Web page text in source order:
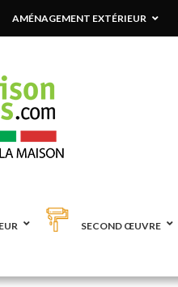
AMÉNAGEMENT EXTÉRIEUR
SECOND ŒUVRE